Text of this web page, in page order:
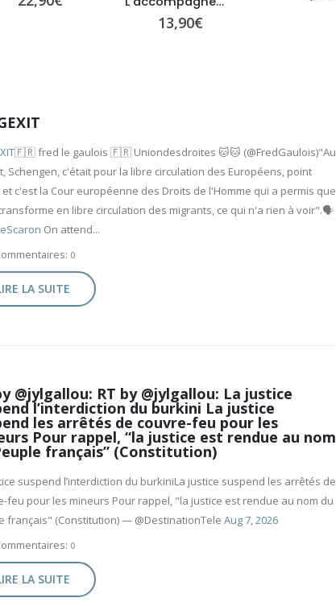
🇫🇷 fred le gaulois 🇫🇷 Uniondesdroites 🐱🐱 (@FredGaulois)"Au
Schengen, c'était pour la libre circulation des Européens, point
c'est la Cour européenne des Droits de l'Homme qui a permis que
en libre circulation des migrants, ce qui n'a rien à voir".🗣️
On attend...
0
LA SUITE
@jylgallou: RT by @jylgallou: La justice
l’interdiction du burkini La justice
les arrêtés de couvre-feu pour les
Pour rappel, “la justice est rendue au nom
français” (Constitution)
suspend l’interdiction du burkiniLa justice suspend les arrêtés de
feu pour les mineurs Pour rappel, "la justice est rendue au nom du
français" (Constitution) — @DestinationTele Aug 7, 2026
0
LA SUITE